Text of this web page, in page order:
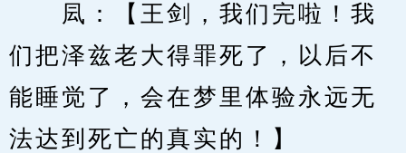
凨：【王剑，我们完啦！我
们把泽兹老大得罪死了，以后不
能睡觉了，会在梦里体验永远无
法达到死亡的真实的！】